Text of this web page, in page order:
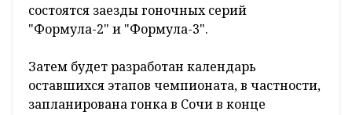
состоятся заезды гоночных серий
"Формула-2" и "Формула-3".
Затем будет разработан календарь
оставшихся этапов чемпионата, в частности,
запланирована гонка в Сочи в конце